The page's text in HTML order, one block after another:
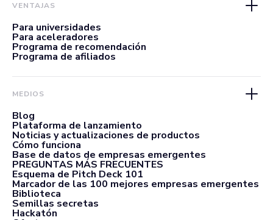
VENTAJAS
Para universidades
Para aceleradores
Programa de recomendación
Programa de afiliados
MEDIOS
Blog
Plataforma de lanzamiento
Noticias y actualizaciones de productos
Cómo funciona
Base de datos de empresas emergentes
PREGUNTAS MÁS FRECUENTES
Esquema de Pitch Deck 101
Marcador de las 100 mejores empresas emergentes
Biblioteca
Semillas secretas
Hackatón